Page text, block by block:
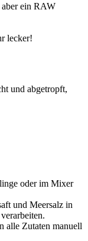
aber ein RAW
lecker!
und abgetropft,
oder im Mixer
und Meersalz in
alle Zutaten manuell